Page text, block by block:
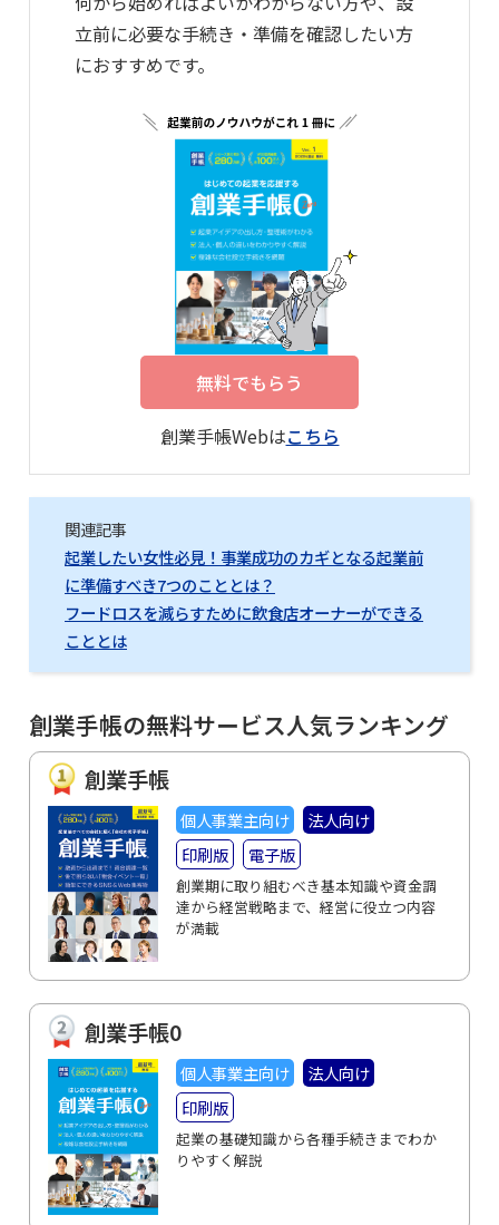
立前に必要な手続き・準備を確認したい方
におすすめです。
無料でもらう
創業手帳Webはこちら
関連記事
起業したい女性必見！事業成功のカギとなる起業前
に準備すべき7つのこととは？
フードロスを減らすために飲食店オーナーができる
こととは
創業手帳の無料サービス人気ランキング
創業手帳
個人事業主向け
法人向け
印刷版
電子版
創業期に取り組むべき基本知識や資金調
達から経営戦略まで、経営に役立つ内容
が満載
創業手帳0
個人事業主向け
法人向け
印刷版
起業の基礎知識から各種手続きまでわか
りやすく解説